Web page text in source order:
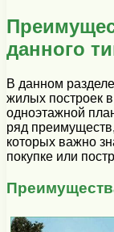
данного
В данном
жилых построек
одноэтажной
ряд
которых важно
покупке или